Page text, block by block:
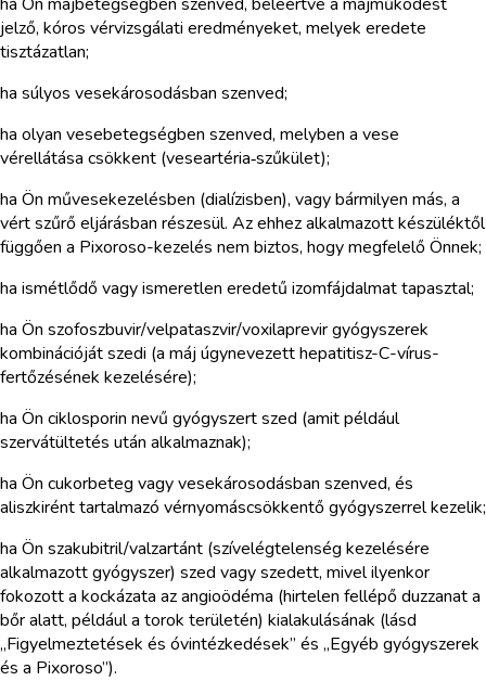
jelző, kóros vérvizsgálati eredményeket, melyek eredete
tisztázatlan;
ha súlyos vesekárosodásban szenved;
ha olyan vesebetegségben szenved, melyben a vese
vérellátása csökkent (veseartéria‑szűkület);
ha Ön művesekezelésben (dialízisben), vagy bármilyen más, a
vért szűrő eljárásban részesül. Az ehhez alkalmazott készüléktől
függően a Pixoroso-kezelés nem biztos, hogy megfelelő Önnek;
ha ismétlődő vagy ismeretlen eredetű izomfájdalmat tapasztal;
ha Ön szofoszbuvir/velpataszvir/voxilaprevir gyógyszerek
kombinációját szedi (a máj úgynevezett hepatitisz-C-vírus-
fertőzésének kezelésére);
ha Ön ciklosporin nevű gyógyszert szed (amit például
szervátültetés után alkalmaznak);
ha Ön cukorbeteg vagy vesekárosodásban szenved, és
aliszkirént tartalmazó vérnyomáscsökkentő gyógyszerrel kezelik;
ha Ön szakubitril/valzartánt (szívelégtelenség kezelésére
alkalmazott gyógyszer) szed vagy szedett, mivel ilyenkor
fokozott a kockázata az angioödéma (hirtelen fellépő duzzanat a
bőr alatt, például a torok területén) kialakulásának (lásd
„Figyelmeztetések és óvintézkedések” és „Egyéb gyógyszerek
és a Pixoroso”).